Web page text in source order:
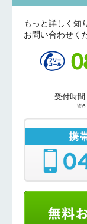
もっと詳しく知
お問い合わせく
受付時
※6